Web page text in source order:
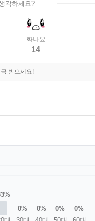
각하세요?
화나요
14
받으세요!
0%
0%
0%
0%